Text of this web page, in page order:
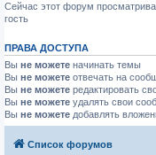
Сейчас этот форум
гость
ПРАВА ДОСТУПА
Вы не можете начинать темы
Вы не можете отвечать на
Вы не можете редактировать
Вы не можете удалять свои
Вы не можете добавлять
Список форумов